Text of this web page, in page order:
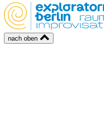
nach oben